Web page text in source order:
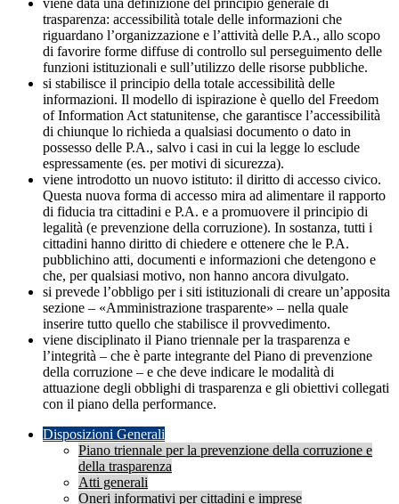
trasparenza: accessibilità totale delle informazioni che
riguardano l’organizzazione e l’attività delle P.A., allo scopo
di favorire forme diffuse di controllo sul perseguimento delle
funzioni istituzionali e sull’utilizzo delle risorse pubbliche.
si stabilisce il principio della totale accessibilità delle
informazioni. Il modello di ispirazione è quello del Freedom
of Information Act statunitense, che garantisce l’accessibilità
di chiunque lo richieda a qualsiasi documento o dato in
possesso delle P.A., salvo i casi in cui la legge lo esclude
espressamente (es. per motivi di sicurezza).
viene introdotto un nuovo istituto: il diritto di accesso civico.
Questa nuova forma di accesso mira ad alimentare il rapporto
di fiducia tra cittadini e P.A. e a promuovere il principio di
legalità (e prevenzione della corruzione). In sostanza, tutti i
cittadini hanno diritto di chiedere e ottenere che le P.A.
pubblichino atti, documenti e informazioni che detengono e
che, per qualsiasi motivo, non hanno ancora divulgato.
si prevede l’obbligo per i siti istituzionali di creare un’apposita
sezione – «Amministrazione trasparente» – nella quale
inserire tutto quello che stabilisce il provvedimento.
viene disciplinato il Piano triennale per la trasparenza e
l’integrità – che è parte integrante del Piano di prevenzione
della corruzione – e che deve indicare le modalità di
attuazione degli obblighi di trasparenza e gli obiettivi collegati
con il piano della performance.
Disposizioni Generali
Piano triennale per la prevenzione della corruzione e
della trasparenza
Atti generali
Oneri informativi per cittadini e imprese